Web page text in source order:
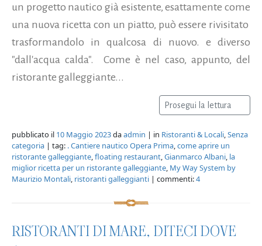
un progetto nautico già esistente, esattamente come
una nuova ricetta con un piatto, può essere rivisitato
trasformandolo in qualcosa di nuovo. e diverso
"dall'acqua calda". Come è nel caso, appunto, del
ristorante galleggiante...
Prosegui la lettura
pubblicato il 10 Maggio 2023daadmin | in Ristoranti & Locali,Senza
categoria | tag: . Cantiere nautico Opera Prima,come aprire un
ristorante galleggiante,floating restaurant,Gianmarco Albani, la
miglior ricetta per un ristorante galleggiante, My Way System by
Maurizio Montali, ristoranti galleggianti | commenti:4
RISTORANTI DI MARE, DITECI DOVE